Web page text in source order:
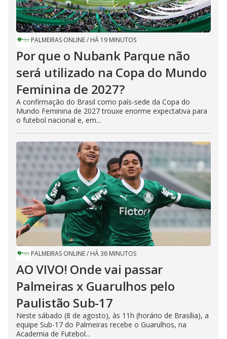
PALMEIRAS ONLINE/ HÁ 19 MINUTOS
Por que o Nubank Parque não
será utilizado na Copa do Mundo
Feminina de 2027?
A confirmação do Brasil como país-sede da Copa do
Mundo Feminina de 2027 trouxe enorme expectativa para
o futebol nacional e, em...
PALMEIRAS ONLINE/ HÁ 36 MINUTOS
AO VIVO! Onde vai passar
Palmeiras x Guarulhos pelo
Paulistão Sub-17
Neste sábado (8 de agosto), às 11h (horário de Brasília), a
equipe Sub-17 do Palmeiras recebe o Guarulhos, na
Academia de Futebol...